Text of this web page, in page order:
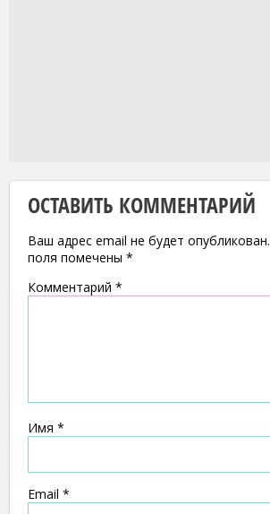
ОСТАВИТЬ КОММЕНТАРИЙ
Ваш адрес email не будет опубликован.
поля помечены *
Комментарий *
Имя *
Email *